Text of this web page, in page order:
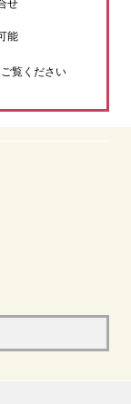
能
ご覧ください